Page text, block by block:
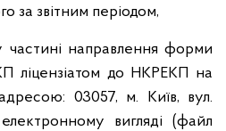
за звітним періодом,
частині направлення форми
ліцензіатом до НКРЕКП на
03057, м. Київ, вул.
вигляді (файл